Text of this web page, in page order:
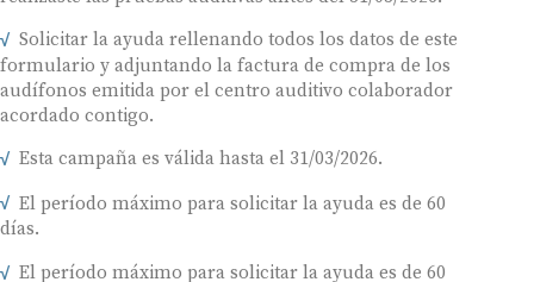
Solicitar la ayuda rellenando todos los datos de este
formulario y adjuntando la factura de compra de los
audífonos emitida por el centro auditivo colaborador
acordado contigo.
Esta campaña es válida hasta el 31/03/2026.
El período máximo para solicitar la ayuda es de 60
días.
El período máximo para solicitar la ayuda es de 60